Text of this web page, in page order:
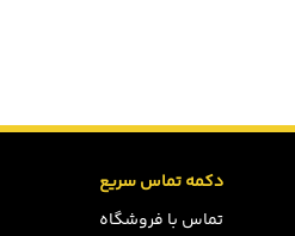
دکمه تماس سریع
تماس با فروشگاه